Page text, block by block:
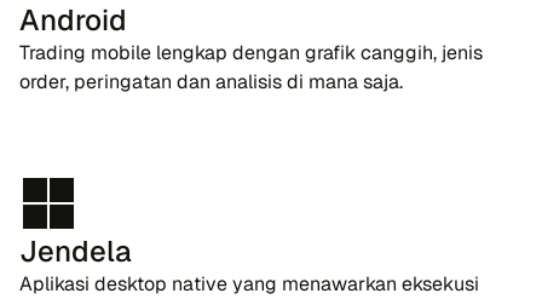
Android
Trading mobile lengkap dengan grafik canggih, jenis
order, peringatan dan analisis di mana saja.
Jendela
Aplikasi desktop native yang menawarkan eksekusi